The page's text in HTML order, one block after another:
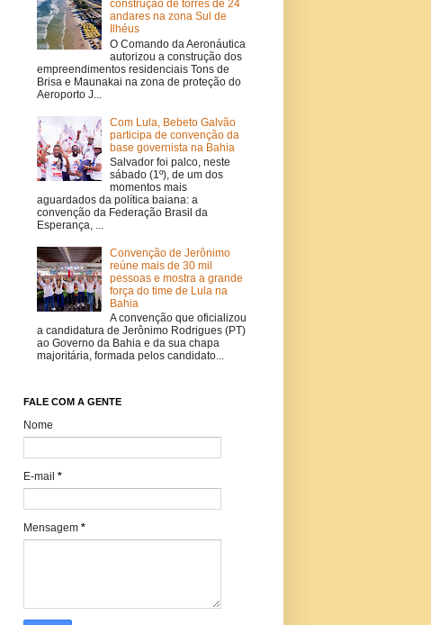
construção de torres de 24
andares na zona Sul de
Ilhéus
O Comando da Aeronáutica
autorizou a construção dos
empreendimentos residenciais Tons de
Brisa e Maunakai na zona de proteção do
Aeroporto J...
Com Lula, Bebeto Galvão
participa de convenção da
base governista na Bahia
Salvador foi palco, neste
sábado (1º), de um dos
momentos mais
aguardados da política baiana: a
convenção da Federação Brasil da
Esperança, ...
Convenção de Jerônimo
reúne mais de 30 mil
pessoas e mostra a grande
força do time de Lula na
Bahia
A convenção que oficializou
a candidatura de Jerônimo Rodrigues (PT)
ao Governo da Bahia e da sua chapa
majoritária, formada pelos candidato...
FALE COM A GENTE
Nome
E-mail *
Mensagem *